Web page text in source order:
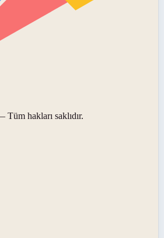
Tüm hakları saklıdır.